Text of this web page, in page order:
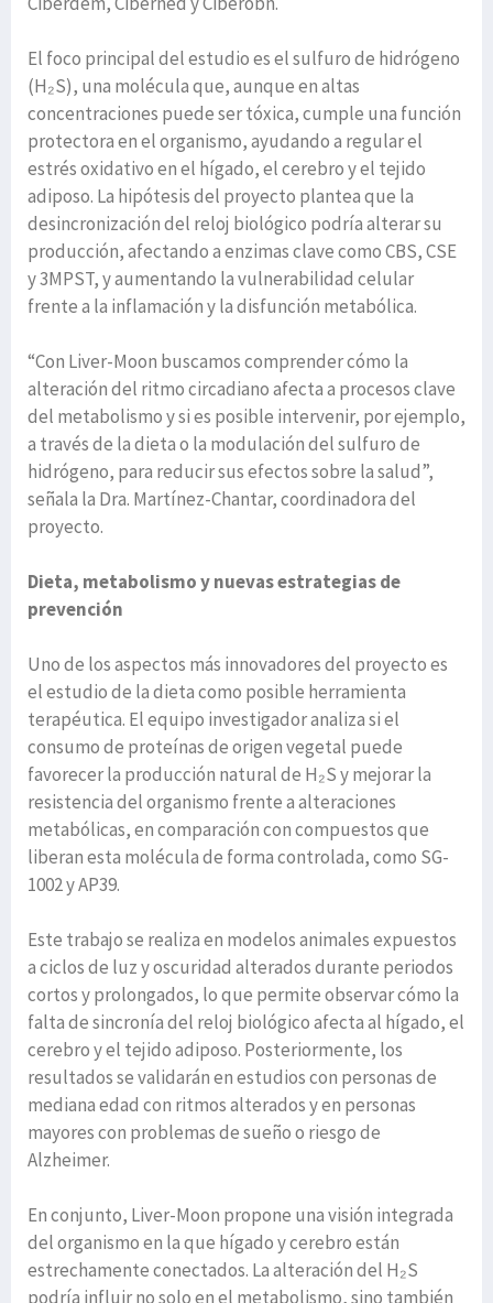
El foco principal del estudio es el sulfuro de hidrógeno
(H₂S), una molécula que, aunque en altas
concentraciones puede ser tóxica, cumple una función
protectora en el organismo, ayudando a regular el
estrés oxidativo en el hígado, el cerebro y el tejido
adiposo. La hipótesis del proyecto plantea que la
desincronización del reloj biológico podría alterar su
producción, afectando a enzimas clave como CBS, CSE
y 3MPST, y aumentando la vulnerabilidad celular
frente a la inflamación y la disfunción metabólica.
“Con Liver-Moon buscamos comprender cómo la
alteración del ritmo circadiano afecta a procesos clave
del metabolismo y si es posible intervenir, por ejemplo,
a través de la dieta o la modulación del sulfuro de
hidrógeno, para reducir sus efectos sobre la salud”,
señala la Dra. Martínez-Chantar, coordinadora del
proyecto.
Dieta, metabolismo y nuevas estrategias de
prevención
Uno de los aspectos más innovadores del proyecto es
el estudio de la dieta como posible herramienta
terapéutica. El equipo investigador analiza si el
consumo de proteínas de origen vegetal puede
favorecer la producción natural de H₂S y mejorar la
resistencia del organismo frente a alteraciones
metabólicas, en comparación con compuestos que
liberan esta molécula de forma controlada, como SG-
1002 y AP39.
Este trabajo se realiza en modelos animales expuestos
a ciclos de luz y oscuridad alterados durante periodos
cortos y prolongados, lo que permite observar cómo la
falta de sincronía del reloj biológico afecta al hígado, el
cerebro y el tejido adiposo. Posteriormente, los
resultados se validarán en estudios con personas de
mediana edad con ritmos alterados y en personas
mayores con problemas de sueño o riesgo de
Alzheimer.
En conjunto, Liver-Moon propone una visión integrada
del organismo en la que hígado y cerebro están
estrechamente conectados. La alteración del H₂S
podría influir no solo en el metabolismo, sino también